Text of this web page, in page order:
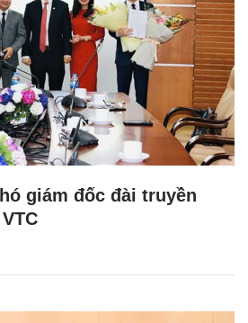
giám đốc đài truyền